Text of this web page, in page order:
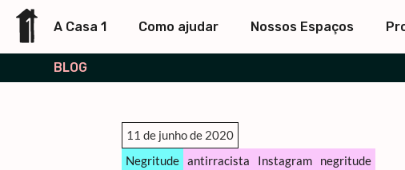
A Casa 1 Como ajudar Nossos Espaços
BLOG
11 de junho de 2020
Negritude antirracista Instagram negritude